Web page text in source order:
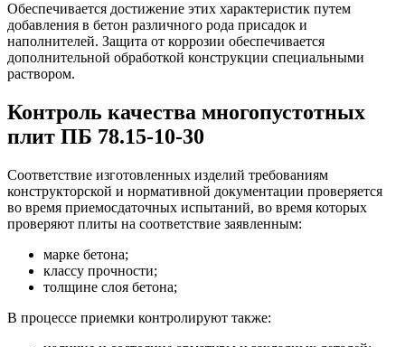
Обеспечивается достижение этих характеристик путем
добавления в бетон различного рода присадок и
наполнителей. Защита от коррозии обеспечивается
дополнительной обработкой конструкции специальными
раствором.
Контроль качества многопустотных
плит ПБ 78.15-10-30
Соответствие изготовленных изделий требованиям
конструкторской и нормативной документации проверяется
во время приемосдаточных испытаний, во время которых
проверяют плиты на соответствие заявленным:
марке бетона;
классу прочности;
толщине слоя бетона;
В процессе приемки контролируют также: